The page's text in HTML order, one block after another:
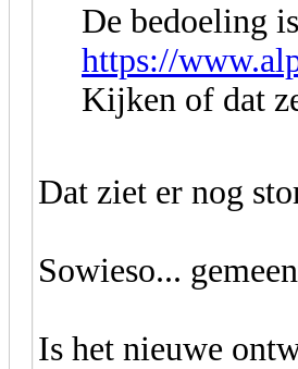
De bedoeling
https://
Kijken of dat
Dat ziet er nog
Sowieso...
Is het nieuwe